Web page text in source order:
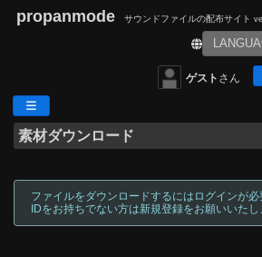
propanmode サウンドファイルの配布サイト
ゲスト さん
素材ダウンロード
ファイルをダウンロードするにはログインが必
IDをお持ちでない方は新規登録をお願いいたし